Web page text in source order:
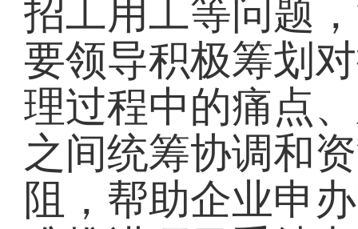
招工用工等问题
要领导积极筹划
理过程中的痛点
之间统筹协调和
阻，帮助企业申